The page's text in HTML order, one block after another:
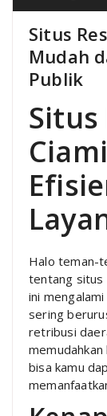
Situs
Mudah
Publik
Situs
Halo teman-
tentang situs
ini
sering
retribusi
memudahkan
bisa kamu